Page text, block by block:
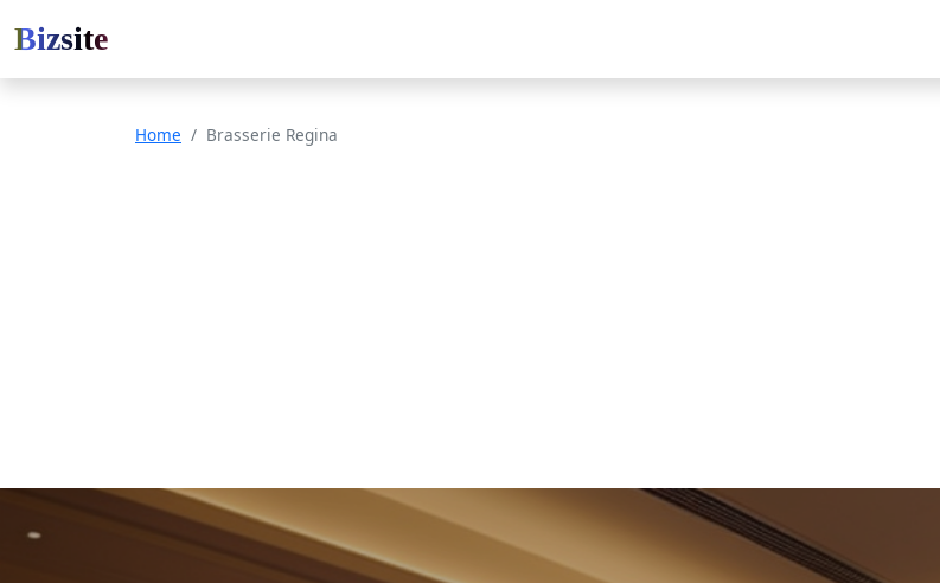
Bizsite
Home Brasserie Regina